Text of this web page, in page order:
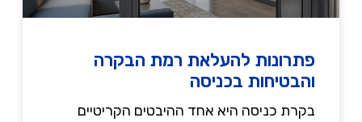
פתרונות להעלאת רמת הבקרה
והבטיחות בכניסה
בקרת כניסה היא אחד ההיבטים הקריטיים